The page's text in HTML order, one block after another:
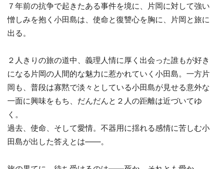
７年前の抗争で起きたある事件を境に、片岡に対して強い
憎しみを抱く小田島は、使命と復讐心を胸に、片岡と旅に
出る。
２人きりの旅の道中、義理人情に厚く出会った誰もが好き
になる片岡の人間的な魅力に惹かれていく小田島。一方片
岡も、普段は寡黙で淡々としている小田島が見せる意外な
一面に興味をもち、だんだんと２人の距離は近づいてゆ
く。
過去、使命、そして愛情。不器用に揺れる感情に苦しむ小
田島が出した答えとは――。